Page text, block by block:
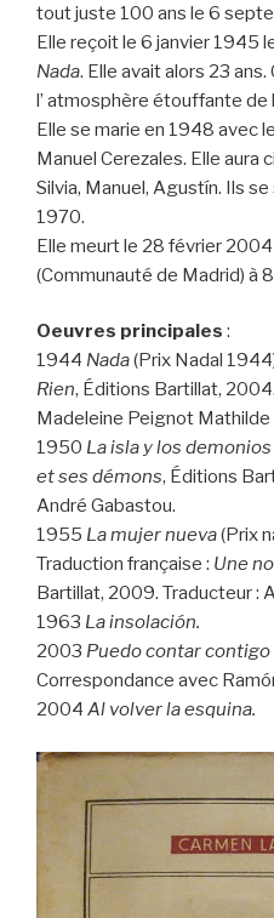
tout juste 100 ans le 6
Elle reçoit le 6 janvier 1945
Nada. Elle avait alors 23
l’ atmosphère étouffante de
Elle se marie en 1948 avec
Manuel Cerezales. Elle aura
Silvia, Manuel, Agustín. Ils
1970.
Elle meurt le 28 février
(Communauté de Madrid) à
Oeuvres principales :
1944 Nada(Prix Nadal
Rien, Éditions Bartillat,
Madeleine Peignot Mathilde
1950 La isla y los demonios
et ses démons, Éditions
André Gabastou.
1955 La mujer nueva(Prix
Traduction française : Une
Bartillat, 2009. Traducteur :
1963 La insolación.
2003 Puedo contar
Correspondance avec
2004 Al volver la esquina.